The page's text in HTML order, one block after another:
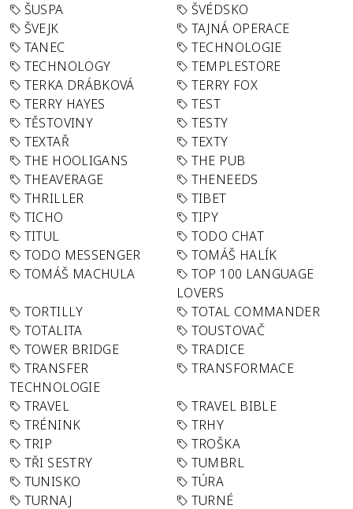
ŠUSPA
ŠVÉDSKO
ŠVEJK
TAJNÁ OPERACE
TANEC
TECHNOLOGIE
TECHNOLOGY
TEMPLESTORE
TERKA DRÁBKOVÁ
TERRY FOX
TERRY HAYES
TEST
TĚSTOVINY
TESTY
TEXTAŘ
TEXTY
THE HOOLIGANS
THE PUB
THEAVERAGE
THENEEDS
THRILLER
TIBET
TICHO
TIPY
TITUL
TODO CHAT
TODO MESSENGER
TOMÁŠ HALÍK
TOMÁŠ MACHULA
TOP 100 LANGUAGE
LOVERS
TORTILLY
TOTAL COMMANDER
TOTALITA
TOUSTOVAČ
TOWER BRIDGE
TRADICE
TRANSFER
TECHNOLOGIE
TRANSFORMACE
TRAVEL
TRAVEL BIBLE
TRÉNINK
TRHY
TRIP
TROŠKA
TŘI SESTRY
TUMBRL
TUNISKO
TÚRA
TURNAJ
TURNÉ